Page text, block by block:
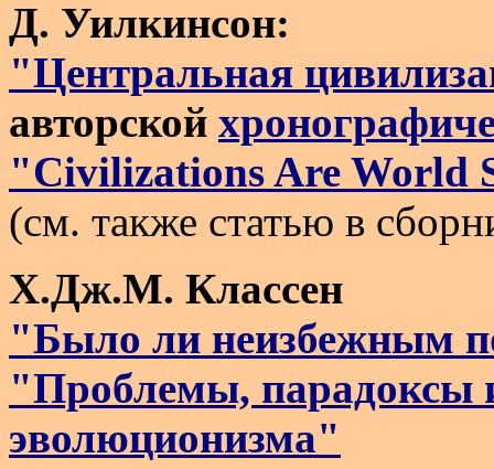
Д. Уилкинсон:
"Центральная
авторской
"Civilizations Are World
(см. также статью в
Х.Дж.М. Классен
"Было ли неизбежным
"Проблемы, парадоксы
эволюционизма"